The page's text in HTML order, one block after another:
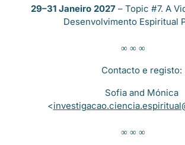
29–31 Janeiro 2027 – Topic #7. A
Desenvolvimento Espiritual
∞ ∞ ∞
Contacto e registo:
Sofia and Mónica
<
∞ ∞ ∞